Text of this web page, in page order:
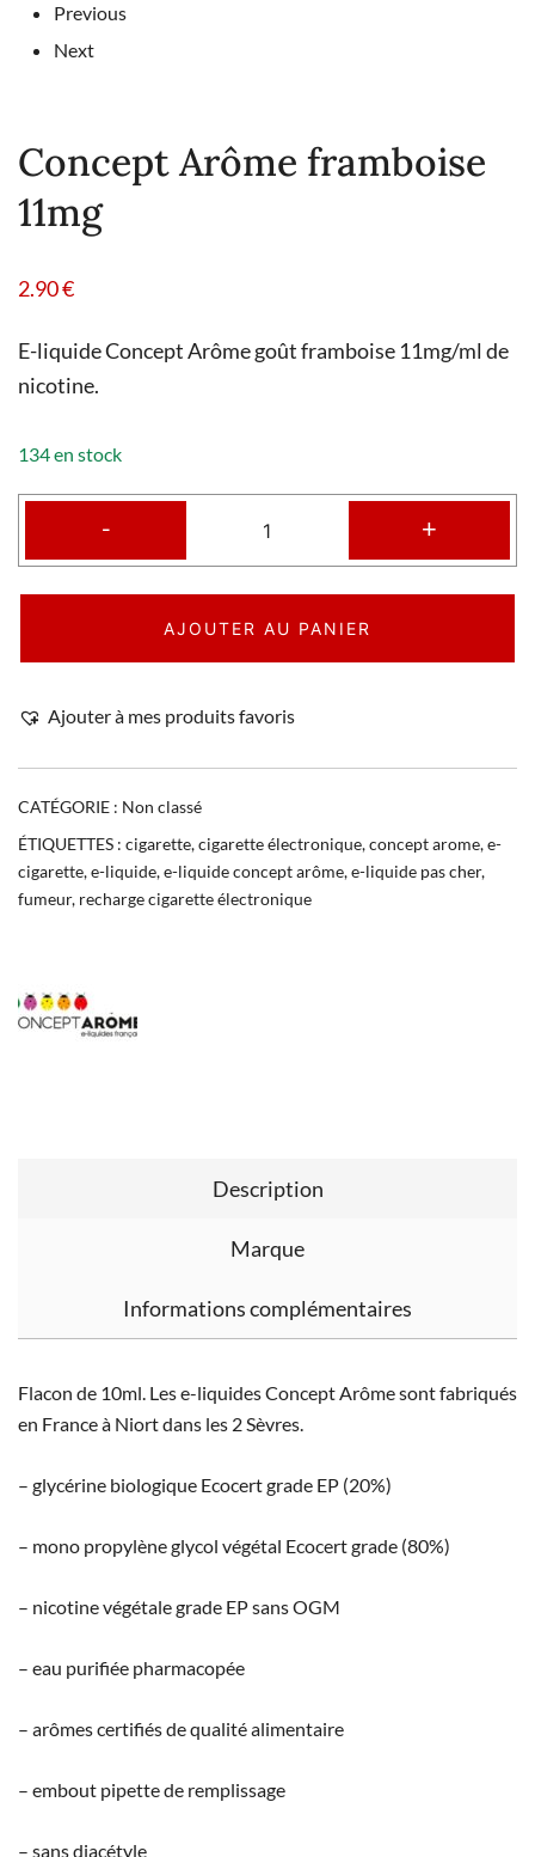
Previous
Next
Concept Arôme framboise
11mg
2.90€
E-liquide Concept Arôme goût framboise 11mg/ml de
nicotine.
134 en stock
- +
AJOUTER AU PANIER
Ajouter à mes produits favoris
CATÉGORIE : Non classé
ÉTIQUETTES : cigarette,cigarette électronique,concept arome,e-
cigarette,e-liquide,e-liquide concept arôme,e-liquide pas cher,
fumeur, recharge cigarette électronique
Description
Marque
Informations complémentaires
Flacon de 10ml. Les e-liquides Concept Arôme sont fabriqués
en France à Niort dans les 2 Sèvres.
– glycérine biologique Ecocert grade EP (20%)
– mono propylène glycol végétal Ecocert grade (80%)
– nicotine végétale grade EP sans OGM
– eau purifiée pharmacopée
– arômes certifiés de qualité alimentaire
– embout pipette de remplissage
– sans diacétyle